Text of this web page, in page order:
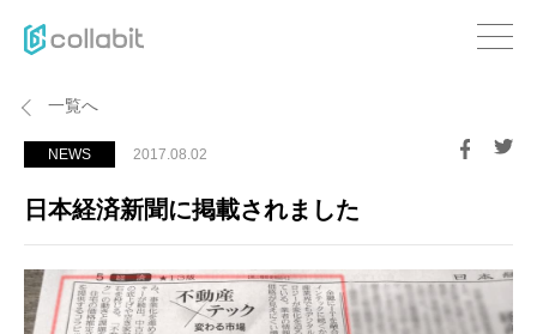
一覧へ
NEWS 2017.08.02
日本経済新聞に掲載されました